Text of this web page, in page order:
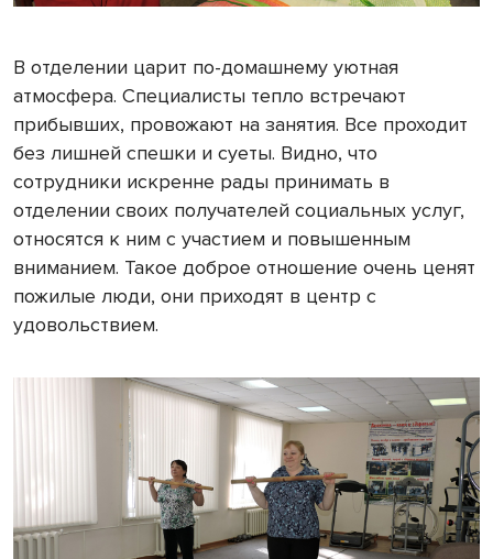
В отделении царит по-домашнему уютная
атмосфера. Специалисты тепло встречают
прибывших, провожают на занятия. Все проходит
без лишней спешки и суеты. Видно, что
сотрудники искренне рады принимать в
отделении своих получателей социальных услуг,
относятся к ним с участием и повышенным
вниманием. Такое доброе отношение очень ценят
пожилые люди, они приходят в центр с
удовольствием.